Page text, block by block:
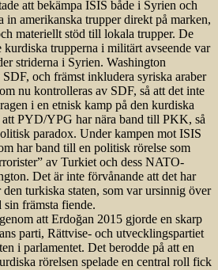
att bekämpa ISIS både i Syrien och
in amerikanska trupper direkt på marken,
materiellt stöd till lokala trupper. De
kurdiska trupperna i militärt avseende var
striderna i Syrien. Washington
och främst inkludera syriska araber
nu kontrolleras av SDF, så att det inte
i en etnisk kamp på den kurdiska
PYD/YPG har nära band till PKK, så
paradox. Under kampen mot ISIS
har band till en politisk rörelse som
av Turkiet och dess NATO-
Det är inte förvånande att det har
turkiska staten, som var ursinnig över
sin främsta fiende.
att Erdoğan 2015 gjorde en skarp
parti, Rättvise- och utvecklingspartiet
i parlamentet. Det berodde på att en
rörelsen spelade en central roll fick